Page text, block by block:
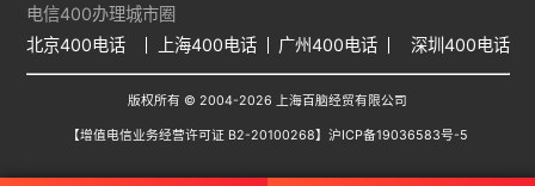
电信400办理城市圈
北京400电话
上海400电话 广州400电话 深圳400电话
版权所有 © 2004-2026 上海百脑经贸有限公司
【增值电信业务经营许可证 B2-20100268】 沪ICP备19036583号-5